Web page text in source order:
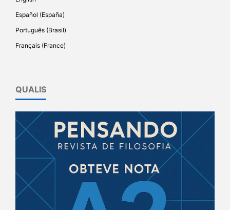
Español (España)
Português (Brasil)
Français (France)
QUALIS